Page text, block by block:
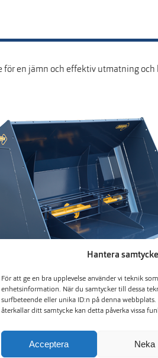
Hantera
För att ge en bra upplevelse använder vi teknik
enhetsinformation. När du samtycker till dessa
surfbeteende eller unika ID:n på denna
återkallar ditt samtycke kan detta påverka vissa
Acceptera Neka
för en jämn och effektiv utmatning och
SS20 – SS40
är konstruerad för de lite större
Finns i fyra storlekar, 2 000, 2 500, 3 000